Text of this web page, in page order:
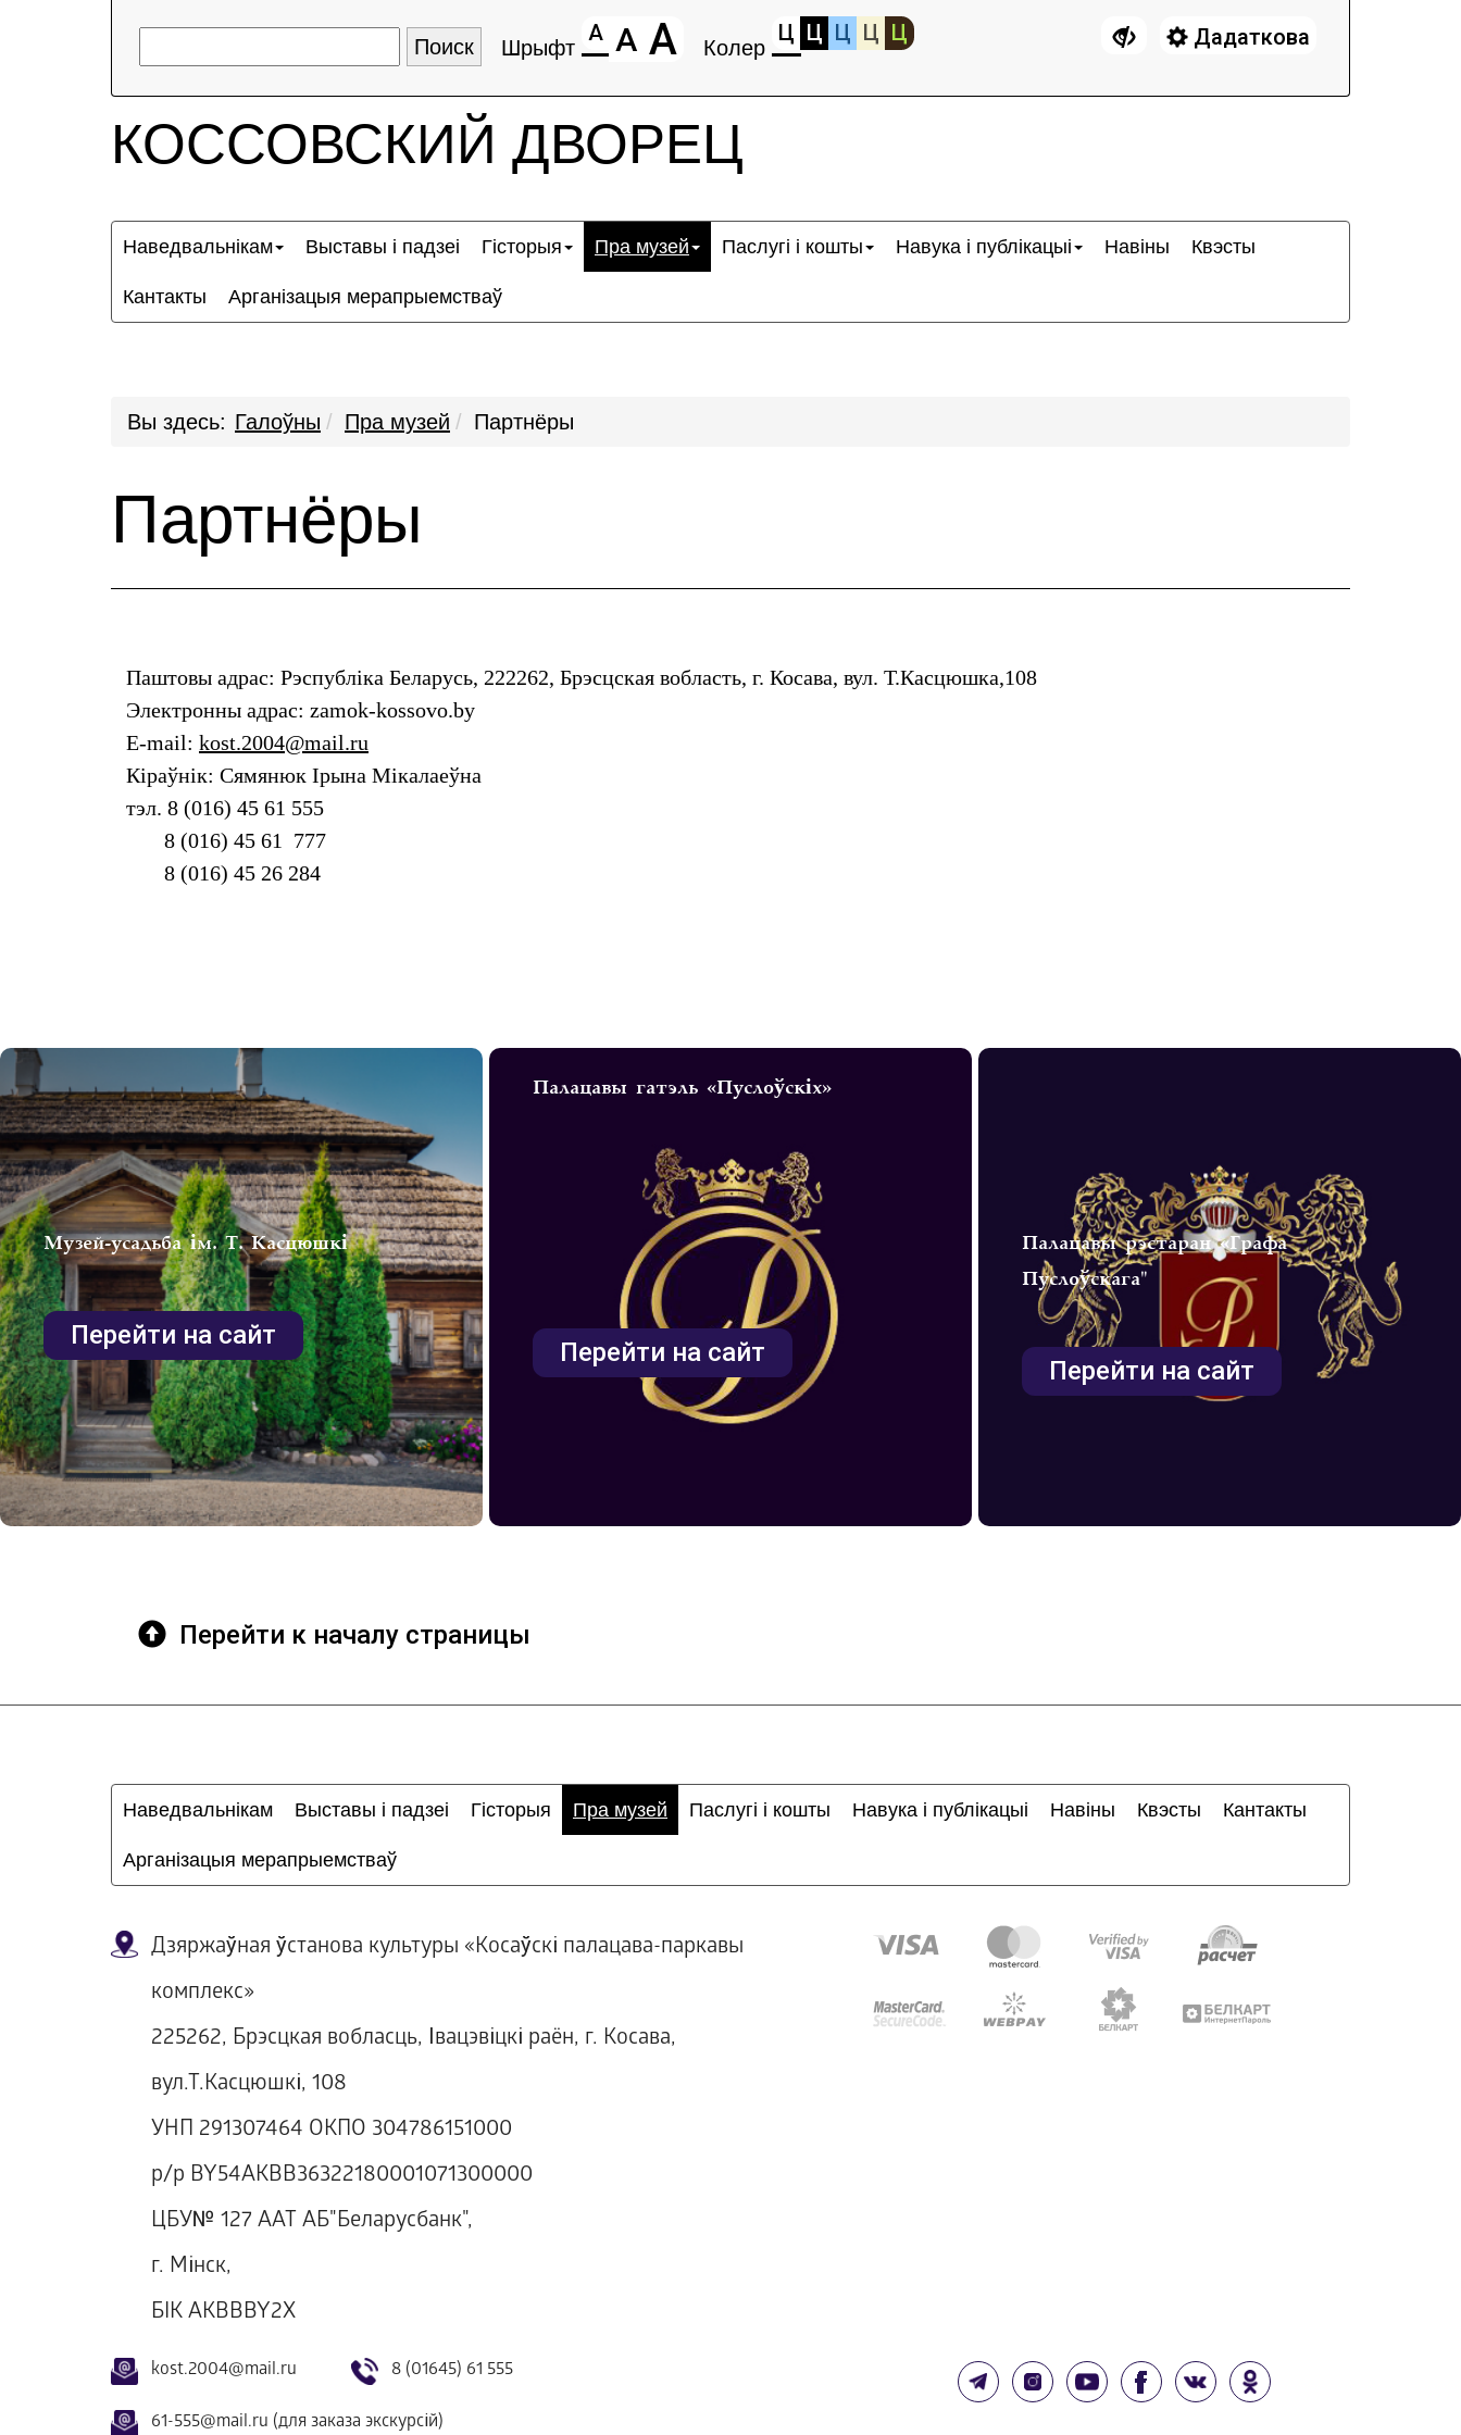
Шрыфт
А А А Колер
Ц Ц Ц Ц Ц Дадаткова
КОССОВСКИЙ ДВОРЕЦ
Наведвальнікам Выставы і падзеі Гісторыя Пра музей Паслугі і кошты Навука і публікацыі Навіны Квэсты
Кантакты Арганізацыя мерапрыемстваў
Вы здесь: Галоўны Пра музей Партнёры
Партнёры
Паштовы адрас: Рэспубліка Беларусь, 222262, Брэсцская вобласть, г. Косава, вул. Т.Касцюшка,108
Электронны адрас: zamok-kossovo.by
E-mail: kost.2004@mail.ru
Кіраўнік: Сямянюк Ірына Мікалаеўна
тэл. 8 (016) 45 61 555
8 (016) 45 61 777
8 (016) 45 26 284
Музей-усадьба ім. Т. Касцюшкі
Перейти на сайт
Палацавы гатэль «Пуслоўскіх»
Перейти на сайт
Палацавы рэстаран «Графа
Пуслоўскага"
Перейти на сайт
Перейти к началу страницы
Наведвальнікам Выставы і падзеі Гісторыя Пра музей Паслугі і кошты Навука і публікацыі Навіны Квэсты Кантакты
Арганізацыя мерапрыемстваў
Дзяржаўная ўстанова культуры «Косаўскі палацава-паркавы
комплекс»
225262, Брэсцкая вобласць, Івацэвіцкі раён, г. Косава,
вул.Т.Касцюшкі, 108
УНП 291307464 ОКПО 304786151000
р/р BY54AKBB36322180001071300000
ЦБУ№ 127 ААТ АБ"Беларусбанк",
г. Мінск,
БIК AKBBBY2Х
kost.2004@mail.ru 8 (01645) 61 555
61-555@mail.ru (для заказа экскурсій)